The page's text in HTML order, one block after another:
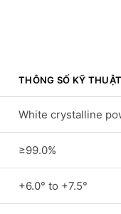
THÔNG SỐ KỸ
White crystalline
≥99.0%
+6.0° to +7.5°